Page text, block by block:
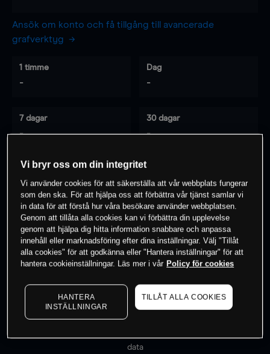
Ansök om konto och få tillgång till avancerade
grafverktyg
1 timme
-
Dag
-
7 dagar
-
30 dagar
-
0% av kunderna har enposition i detta
instrument
Börja handla
Priserna är endast vägledande.
data
Vi bryr oss om din integritet
Vi använder cookies för att säkerställa att vår webbplats fungerar
som den ska. För att hjälpa oss att förbättra vår tjänst samlar vi
in data för att förstå hur våra besökare använder webbplatsen.
Genom att tillåta alla cookies kan vi förbättra din upplevelse
genom att hjälpa dig hitta information snabbare och anpassa
innehåll eller marknadsföring efter dina inställningar. Välj "Tillåt
alla cookies" för att godkänna eller "Hantera inställningar" för att
hantera cookieinställningar. Läs mer i vår Policy för cookies
HANTERA
INSTÄLLNINGAR
TILLÅT ALLA COOKIES